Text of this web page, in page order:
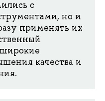
с
но и
применять их
качества и